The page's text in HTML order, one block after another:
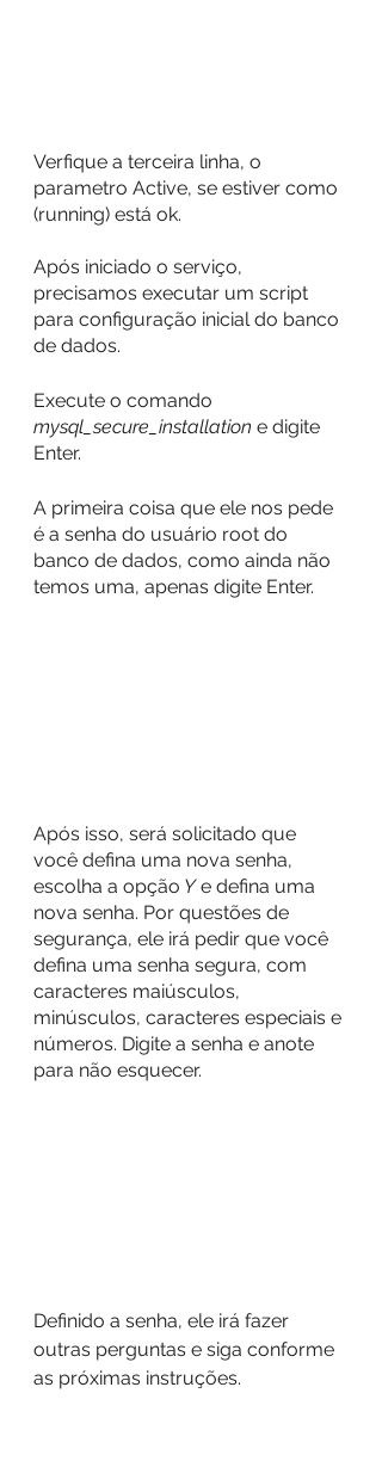
Verfique a terceira linha, o
parametro Active, se estiver como
(running) está ok.
Após iniciado o serviço,
precisamos executar um script
para configuração inicial do banco
de dados.
Execute o comando
mysql_secure_installation e digite
Enter.
A primeira coisa que ele nos pede
é a senha do usuário root do
banco de dados, como ainda não
temos uma, apenas digite Enter.
Após isso, será solicitado que
você defina uma nova senha,
escolha a opção Y e defina uma
nova senha. Por questões de
segurança, ele irá pedir que você
defina uma senha segura, com
caracteres maiúsculos,
minúsculos, caracteres especiais e
números. Digite a senha e anote
para não esquecer.
Definido a senha, ele irá fazer
outras perguntas e siga conforme
as próximas instruções.